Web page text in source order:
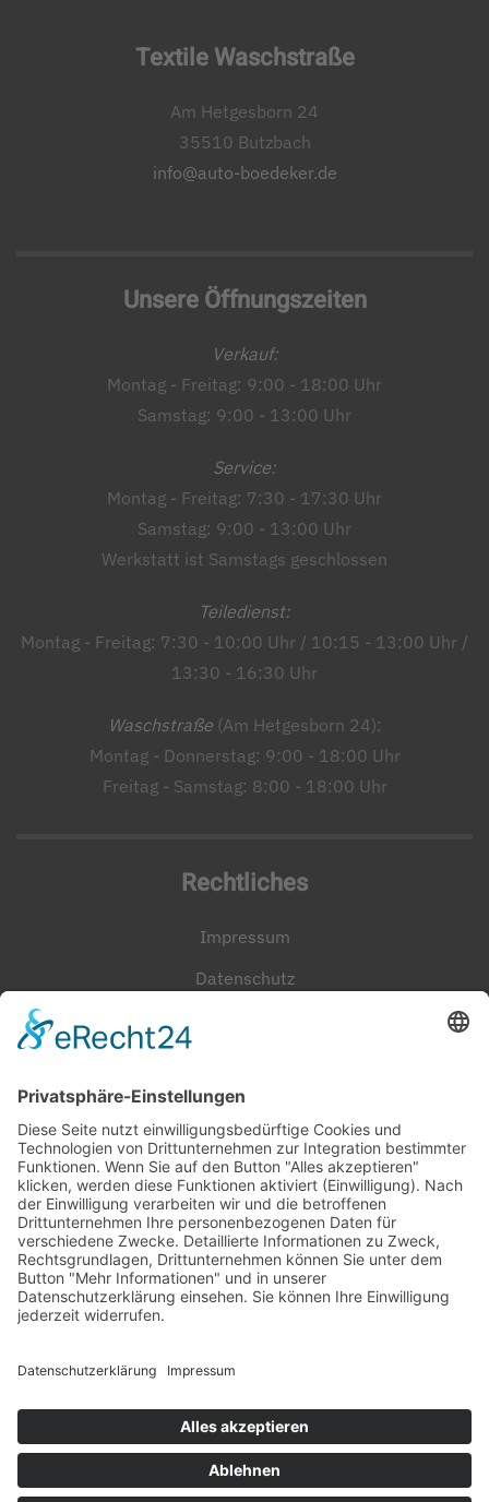
Textile Waschstraße
Am Hetgesborn 24
35510 Butzbach
info@auto-boedeker.de
Unsere Öffnungszeiten
Verkauf:
Montag - Freitag: 9:00 - 18:00 Uhr
Samstag: 9:00 - 13:00 Uhr
Service:
Montag - Freitag: 7:30 - 17:30 Uhr
Samstag: 9:00 - 13:00 Uhr
Werkstatt ist Samstags geschlossen
Teiledienst:
Montag - Freitag: 7:30 - 10:00 Uhr / 10:15 - 13:00 Uhr /
13:30 - 16:30 Uhr
Waschstraße(Am Hetgesborn 24):
Montag - Donnerstag: 9:00 - 18:00 Uhr
Freitag - Samstag: 8:00 - 18:00 Uhr
Rechtliches
Impressum
Datenschutz
Cookie-Einstellungen
Häufig gesucht
Kontakt
Werkstatt-Termin
Beratungstermin
Probefahrt vereinbaren
Stellenangebote